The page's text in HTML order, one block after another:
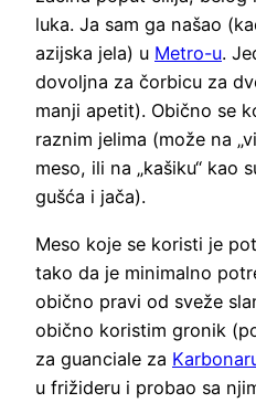
luka. Ja sam ga našao
azijska jela) u Metro-u.
dovoljna za čorbicu za
manji apetit). Obično se
raznim jelima (može na
meso, ili na „kašiku“ kao
gušća i jača).
Meso koje se koristi je
tako da je minimalno
obično pravi od sveže
obično koristim gronik
za guanciale za
u frižideru i probao sa